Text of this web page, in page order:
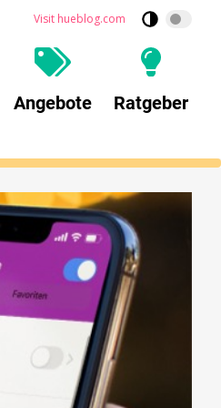
Visit hueblog.com
Angebote Ratgeber